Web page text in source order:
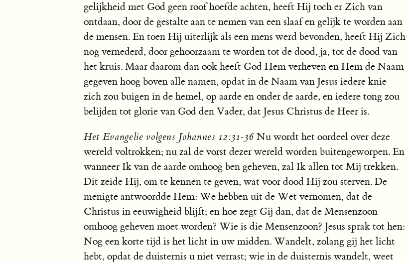
gelijkheid met God geen roof hoefde achten, heeft Hij toch er Zich van
ontdaan, door de gestalte aan te nemen van een slaaf en gelijk te worden aan
de mensen. En toen Hij uiterlijk als een mens werd bevonden, heeft Hij Zich
nog vernederd, door gehoorzaam te worden tot de dood, ja, tot de dood van
het kruis. Maar daarom dan ook heeft God Hem verheven en Hem de Naam
gegeven hoog boven alle namen, opdat in de Naam van Jesus iedere knie
zich zou buigen in de hemel, op aarde en onder de aarde, en iedere tong zou
belijden tot glorie van God den Vader, dat Jesus Christus de Heer is.
Het Evangelie volgens Johannes 12:31-36Nu wordt het oordeel over deze
wereld voltrokken; nu zal de vorst dezer wereld worden buitengeworpen. En
wanneer Ik van de aarde omhoog ben geheven, zal Ik allen tot Mij trekken.
Dit zeide Hij, om te kennen te geven, wat voor dood Hij zou sterven. De
menigte antwoordde Hem: We hebben uit de Wet vernomen, dat de
Christus in eeuwigheid blijft; en hoe zegt Gij dan, dat de Mensenzoon
omhoog geheven moet worden? Wie is die Mensenzoon? Jesus sprak tot hen:
Nog een korte tijd is het licht in uw midden. Wandelt, zolang gij het licht
hebt, opdat de duisternis u niet verrast; wie in de duisternis wandelt, weet